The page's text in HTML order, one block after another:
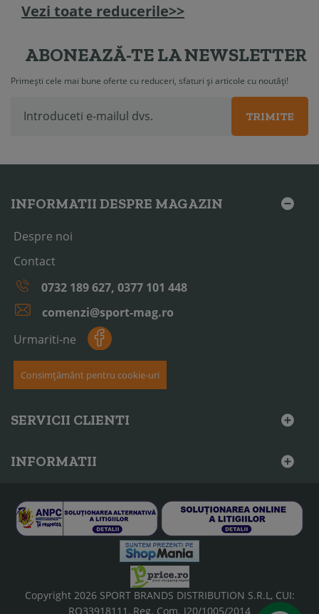
Vezi toate reducerile>>
ABONEAZĂ-TE LA NEWSLETTER
Primești cele mai bune oferte cu reduceri, sfaturi și articole cu noutăți!
TRIMITE
INFORMATII DESPRE MAGAZIN
Despre noi
Contact
0732 189 627, 0377 101 448
comenzi@sport-mag.ro
Urmariti-ne
Consimțământ pentru cookie-uri
SERVICII CLIENTI
INFORMATII
Copyright 2026 SPORT BRANDS DISTRIBUTION S.R.L, CUI:
RO33918111, Reg. Com. J20/1005/2014